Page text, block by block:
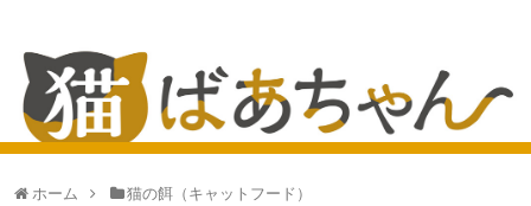
ホーム 猫の餌（キャットフード）